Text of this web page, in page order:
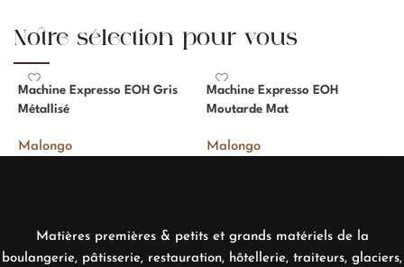
Notre sélection pour vous
Machine Expresso EOH Gris
Métallisé
Malongo
Machine Expresso EOH
Moutarde Mat
Malongo
Matières premières & petits et grands matériels de la
boulangerie, pâtisserie, restauration, hôtellerie, traiteurs, glaciers,